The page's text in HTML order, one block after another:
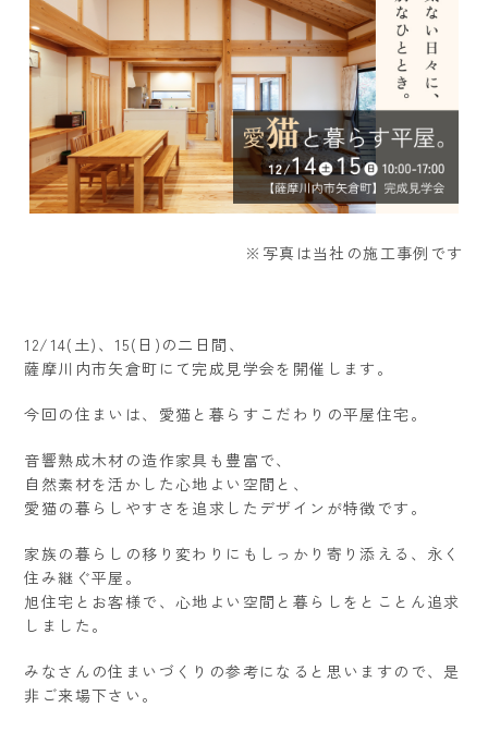
※写真は当社の施工事例です
12/14(土)、15(日)の二日間、
薩摩川内市矢倉町にて完成見学会を開催します。
今回の住まいは、愛猫と暮らすこだわりの平屋住宅。
音響熟成木材の造作家具も豊富で、
自然素材を活かした心地よい空間と、
愛猫の暮らしやすさを追求したデザインが特徴です。
家族の暮らしの移り変わりにもしっかり寄り添える、永く
住み継ぐ平屋。
旭住宅とお客様で、心地よい空間と暮らしをとことん追求
しました。
みなさんの住まいづくりの参考になると思いますので、是
非ご来場下さい。